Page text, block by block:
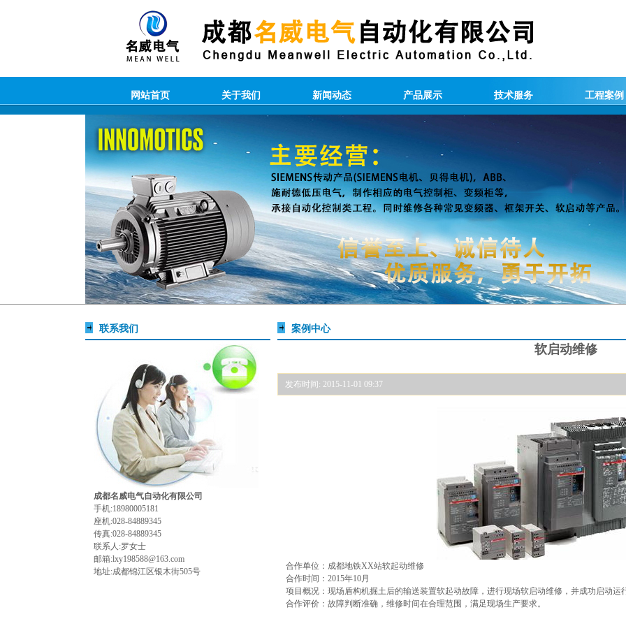
网站首页 关于我们 新闻动态 产品展示 技术服务 工程案例
联系我们
成都名威电气自动化有限公司
手机:18980005181
座机:028-84889345
传真:028-84889345
联系人:罗女士
邮箱:lxy198588@163.com
地址:成都锦江区银木街505号
案例中心
软启动维修
发布时间: 2015-11-01 09:37
合作单位：成都地铁XX站软起动维修
合作时间：2015年10月
项目概况：现场盾构机掘土后的输送装置软起动故障，进行现场软启动维修，并成功启动运
合作评价：故障判断准确，维修时间在合理范围，满足现场生产要求。